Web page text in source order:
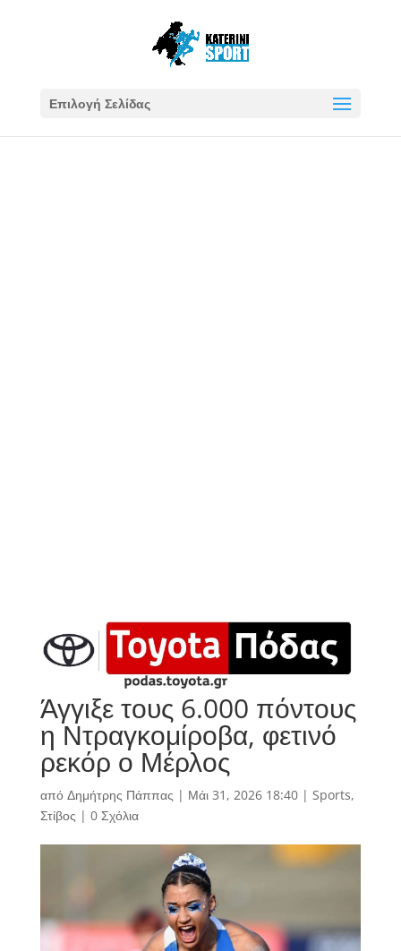
Επιλογή Σελίδας
Άγγιξε τους 6.000 πόντους
η Ντραγκομίροβα, φετινό
ρεκόρ ο Μέρλος
από Δημήτρης Πάππας | Μάι 31, 2026 18:40| Sports,
Στίβος | 0 Σχόλια